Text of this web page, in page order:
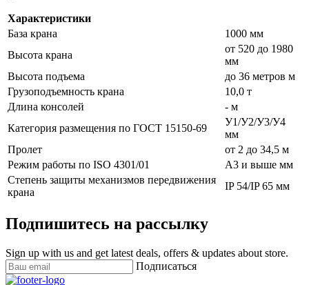
Характеристики
База крана
1000 мм
Высота крана
от 520 до 1980
мм
Высота подъема
до 36 метров м
Грузоподъемность крана
10,0 т
Длина консолей
- м
Категория размещения по ГОСТ 15150-69
У1/У2/У3/У4
мм
Пролет
от 2 до 34,5 м
Режим работы по ISO 4301/01
А3 и выше мм
Степень защиты механизмов передвижения
крана
IP 54/IP 65 мм
Подпишитесь на рассылку
Sign up with us and get latest deals, offers & updates about store.
Подписаться